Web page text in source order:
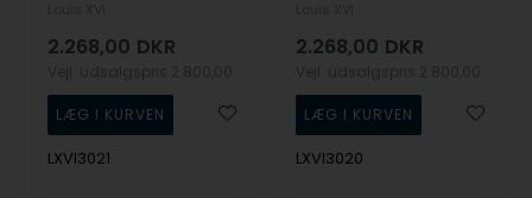
2.268,00 DKR
LXVI3021
2.268,00 DKR
LXVI3020